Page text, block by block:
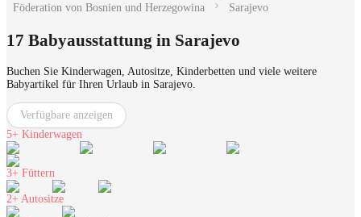
Föderation von Bosnien und Herzegowina
Sarajevo
17 Babyausstattung in Sarajevo
Buchen Sie Kinderwagen, Autositze, Kinderbetten und viele weitere
Babyartikel für Ihren Urlaub in Sarajevo.
Verfügbare anzeigen
5+ Kinderwagen
3+ Füttern
2+ Autositze